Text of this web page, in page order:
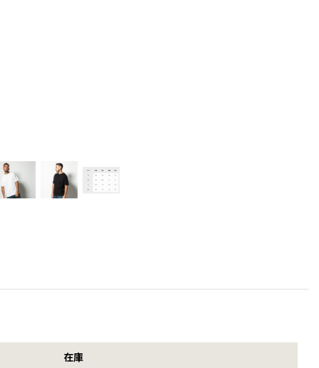
在庫